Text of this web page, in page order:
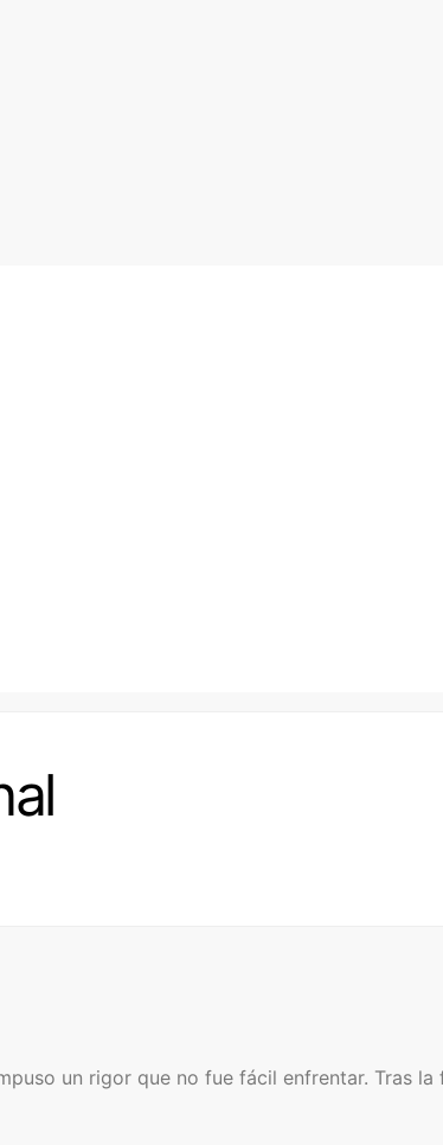
un rigor que no fue fácil enfrentar. Tras